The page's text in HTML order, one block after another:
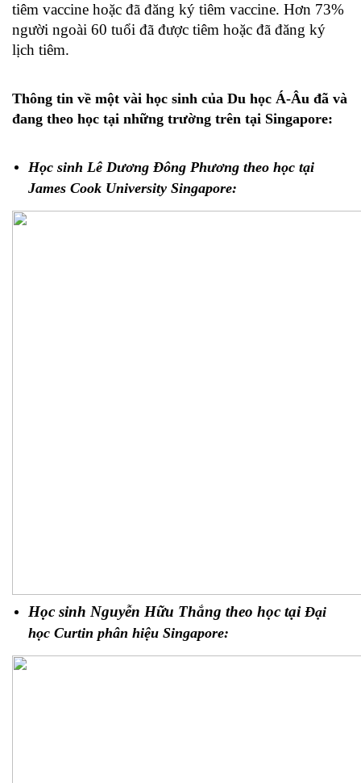
tiêm vaccine hoặc đã đăng ký tiêm vaccine. Hơn 73%
người ngoài 60 tuổi đã được tiêm hoặc đã đăng ký
lịch tiêm.
Thông tin về một vài học sinh của Du học Á-Âu đã và
đang theo học tại những trường trên tại Singapore:
Học sinh Lê Dương Đông Phương theo học tại
James Cook University Singapore:
Học sinh Nguyễn Hữu Thắng theo học tại Đại
học Curtin phân hiệu Singapore: